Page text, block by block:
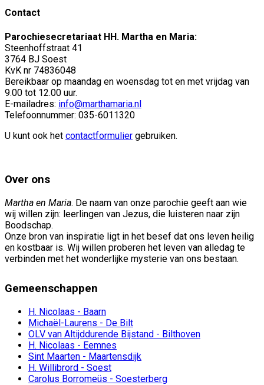
Contact
Parochiesecretariaat HH. Martha en Maria:
Steenhoffstraat 41
3764 BJ Soest
KvK nr 74836048
Bereikbaar op maandag en woensdag tot en met vrijdag van
9.00 tot 12.00 uur.
E-mailadres: info@marthamaria.nl
Telefoonnummer: 035-6011320
U kunt ook het contactformulier gebruiken.
Over ons
Martha en Maria. De naam van onze parochie geeft aan wie
wij willen zijn: leerlingen van Jezus, die luisteren naar zijn
Boodschap.
Onze bron van inspiratie ligt in het besef dat ons leven heilig
en kostbaar is. Wij willen proberen het leven van alledag te
verbinden met het wonderlijke mysterie van ons bestaan.
Gemeenschappen
H. Nicolaas - Baarn
Michaël-Laurens - De Bilt
OLV van Altijddurende Bijstand - Bilthoven
H. Nicolaas - Eemnes
Sint Maarten - Maartensdijk
H. Willibrord - Soest
Carolus Borromeüs - Soesterberg